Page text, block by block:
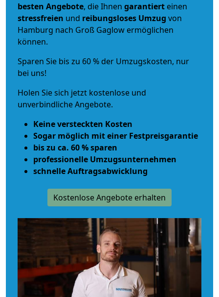
besten Angebote, die Ihnen garantiert einen
stressfreien und reibungsloses Umzug von
Hamburg nach Groß Gaglow ermöglichen
können.
Sparen Sie bis zu 60 % der Umzugskosten, nur
bei uns!
Holen Sie sich jetzt kostenlose und
unverbindliche Angebote.
Keine versteckten Kosten
Sogar möglich mit einer Festpreisgarantie
bis zu ca. 60 % sparen
professionelle Umzugsunternehmen
schnelle Auftragsabwicklung
Kostenlose Angebote erhalten